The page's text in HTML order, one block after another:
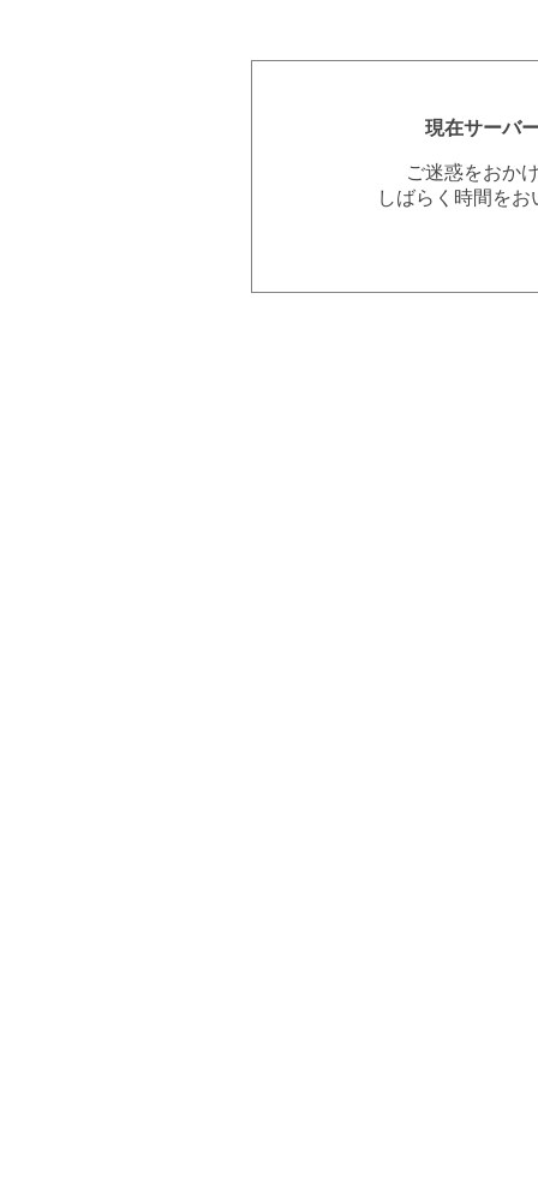
現在サーバ
ご迷惑をおか
しばらく時間を